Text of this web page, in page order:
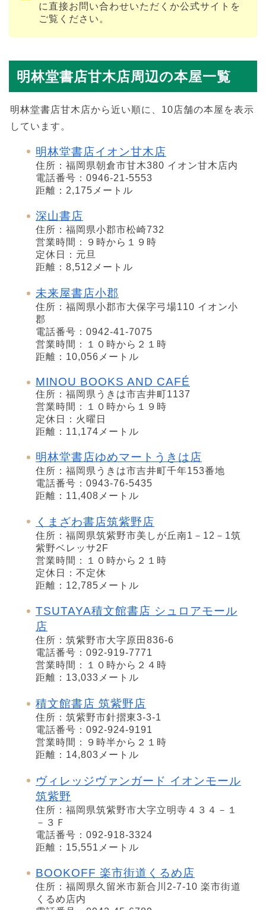
に直接お問い合わせいただくか公式サイトを
ご覧ください。
明林堂書店甘木店周辺の本屋一覧
明林堂書店甘木店から近い順に、10店舗の本屋を表示
しています。
明林堂書店イオン甘木店
住所：福岡県朝倉市甘木380 イオン甘木店内
電話番号：0946-21-5553
距離：2,175メートル
深山書店
住所：福岡県小郡市松崎732
営業時間：９時から１９時
定休日：元旦
距離：8,512メートル
未来屋書店小郡
住所：福岡県小郡市大保字弓場110 イオン小
郡
電話番号：0942-41-7075
営業時間：１０時から２１時
距離：10,056メートル
MINOU BOOKS AND CAFÉ
住所：福岡県うきは市吉井町1137
営業時間：１０時から１９時
定休日：火曜日
距離：11,174メートル
明林堂書店ゆめマートうきは店
住所：福岡県うきは市吉井町千年153番地
電話番号：0943-76-5435
距離：11,408メートル
くまざわ書店筑紫野店
住所：福岡県筑紫野市美しが丘南1－12－1筑
紫野ベレッサ2F
営業時間：１０時から２１時
定休日：不定休
距離：12,785メートル
TSUTAYA積文館書店 シュロアモール
店
住所：筑紫野市大字原田836-6
電話番号：092-919-7771
営業時間：１０時から２４時
距離：13,033メートル
積文館書店 筑紫野店
住所：筑紫野市針摺東3-3-1
電話番号：092-924-9191
営業時間：９時半から２１時
距離：14,803メートル
ヴィレッジヴァンガード イオンモール
筑紫野
住所：福岡県筑紫野市大字立明寺４３４－１
－３Ｆ
電話番号：092-918-3324
距離：15,551メートル
BOOKOFF 楽市街道くるめ店
住所：福岡県久留米市新合川2-7-10 楽市街道
くるめ店内